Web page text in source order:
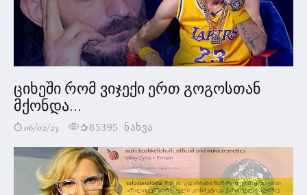
ციხეში რომ ვიჯექი ერთ გოგოსთან
მქონდა...
06/02/23 85395 ნახვა